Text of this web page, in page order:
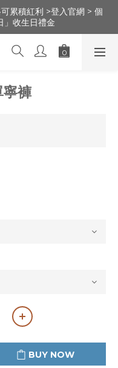
累積紅利 >登入官網 > 個
」收生日禮金
累積紅利 >登入官網 > 個
」收生日禮金
實體門市：新竹市文昌街
走路1分鐘）
收生日禮金
褲
BUY NOW